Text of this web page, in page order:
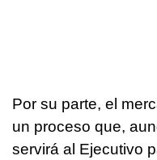
Por su parte, el
un proceso que,
servirá al Ejecutivo